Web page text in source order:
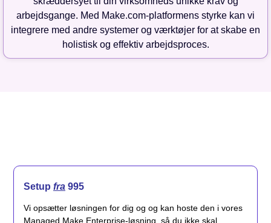
arbejdsgange. Med Make.com-platformens styrke kan vi
integrere med andre systemer og værktøjer for at skabe en
holistisk og effektiv arbejdsproces.
Setup fra 995
Vi opsætter løsningen for dig og og kan hoste den i vores
Managed Make Enterprise-løsning, så du ikke skal